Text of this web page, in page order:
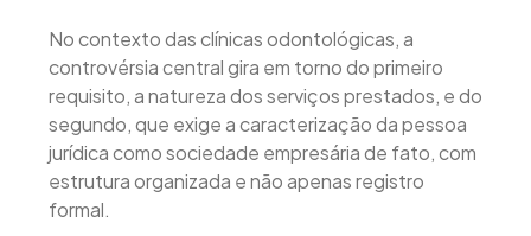
No contexto das clínicas odontológicas, a
controvérsia central gira em torno do primeiro
requisito, a natureza dos serviços prestados, e do
segundo, que exige a caracterização da pessoa
jurídica como sociedade empresária de fato, com
estrutura organizada e não apenas registro
formal.